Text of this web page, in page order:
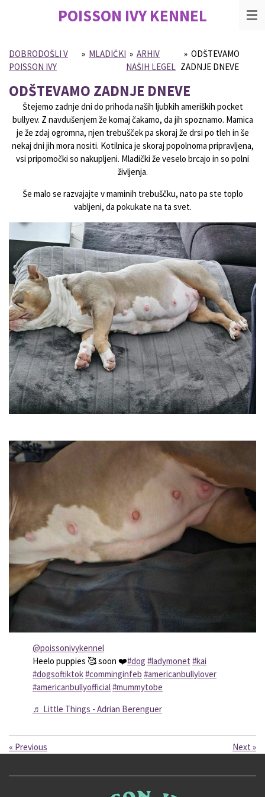
content
POISSON IVYKENNEL
DOBRODOŠLI V
POISSON IVY
» MLADIČKI » ARHIV
NAŠIH LEGEL
» ODŠTEVAMO
ZADNJE DNEVE
ODŠTEVAMO ZADNJE DNEVE
Štejemo zadnje dni do prihoda naših ljubkih ameriških pocket
bullyev. Z navdušenjem že komaj čakamo, da jih spoznamo. Mamica
je že zdaj ogromna, njen trebušček pa skoraj že drsi po tleh in še
nekaj dni jih mora nositi. Kotilnica je skoraj popolnoma pripravljena,
vsi pripomočki so nakupljeni. Mladički že veselo brcajo in so polni
življenja.
Še malo se razvajajte v maminih trebuščku, nato pa ste toplo
vabljeni, da pokukate na ta svet.
@poissonivykennel
Heelo puppies 🥰 soon ❤️#dog #ladymonet #kai
#dogsoftiktok#comminginfeb #americanbullylover
#americanbullyofficial#mummytobe
♬ Little Things - Adrian Berenguer
« Previous Next »